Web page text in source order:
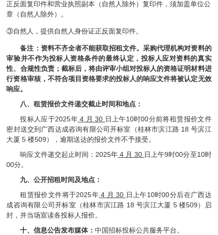
正反面复印件和营业执照副本（自然人除外）复印件，须加盖单位公
章（自然人除外）。
③自然人，提供自然人身份证正反面复印件。
备注：资料不齐全者不能获取招租文件。采购代理机构对资料的
审验并不作为投标人资格条件的最终认定，投标人应对资料的真实
性、合规性负责；截标后，将由评审小组对投标人的资格证明材料进
行资格审核，不符合项目资格要求的投标人的响应文件将被认定无效
响应。
八、租赁报价文件递交截止时间和地点：
投标人应于2025年4 月 30 日上午10时00分前将租赁报价文件
密封送交到广西达成咨询有限公司开标室
（桂林市滨江路 18号滨江
大厦 5楼509）
，逾期送达的报价文件不予接受。
响应文件递交起止时间： 2025年 4 月 30 日上午9时00分至10时
00分。
九、公开招租时间及地点：
租赁报价文件将于2025年4 月 30 日上午10时00分后在广西达
成咨询有限公司开标室（桂林市滨江路 18号滨江大厦 5 楼509 ）启
封，并当场宣读各投标人报价。
十、信息公告发布媒体：中国招标投标公共服务平台。